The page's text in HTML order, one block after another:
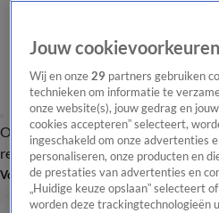
Overzicht Laatste nieuws Regionieuws
redactie
Volg Hart van Nederland
Jouw cookievoorkeuren
Wij en onze29 partners gebruiken
technieken om informatie te
onze website(s), jouw gedrag en
cookies accepteren” selecteert,
ingeschakeld om onze advertenties
personaliseren, onze producten en
de prestaties van advertenties en
„Huidige keuze opslaan” selecteert
worden deze trackingtechnologieën